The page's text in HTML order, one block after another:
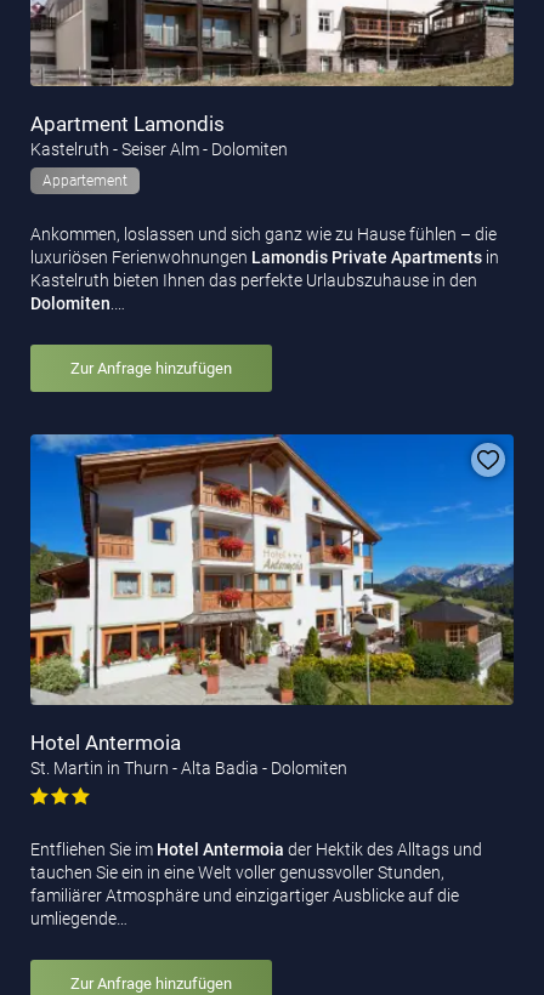
Apartment Lamondis
Kastelruth - Seiser Alm - Dolomiten
Appartement
Ankommen, loslassen und sich ganz wie zu Hause fühlen – die
luxuriösen Ferienwohnungen Lamondis Private Apartments in
Kastelruth bieten Ihnen das perfekte Urlaubszuhause in den
Dolomiten
Zur Anfrage hinzufügen
Hotel Antermoia
St. Martin in Thurn - Alta Badia - Dolomiten
Entfliehen Sie im Hotel Antermoia der Hektik des Alltags und
tauchen Sie ein in eine Welt voller genussvoller Stunden,
familiärer Atmosphäre und einzigartiger Ausblicke auf die
umliegende…
Zur Anfrage hinzufügen